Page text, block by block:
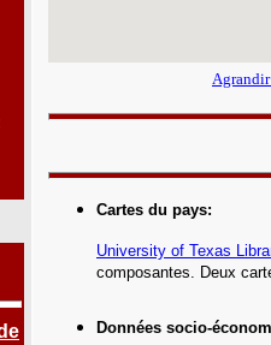
Cartes du pays:
University of Texas
composantes. Deux
Données socio-